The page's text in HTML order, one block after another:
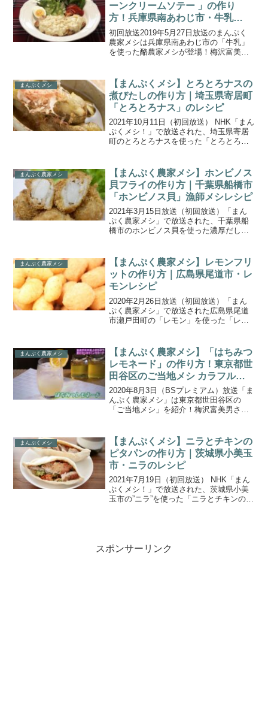
ーンクリームソテー 」の作り
方！兵庫県南あわじ市・牛乳
(2019.5.27)
初回放送2019年5月27日放送のまんぷく
農家メシは兵庫県南あわじ市の「牛乳」
を使った酪農家メシが登場！梅沢富美男
た。こちらでは、３軒目「後継ぎはマー
ク 食いしん坊 牛乳メ...
まんぷくメシ
【まんぷくメシ】とろとろナスの
煮びたしの作り方｜埼玉県寄居町
「とろとろナス」のレシピ
2021年10月11日（初回放送） NHK「まん
ぷくメシ！」で放送された、埼玉県寄居
町のとろとろナスを使った「とろとろナ
な水で育てられる青ナスの「とろとろナ
ス」。普通のな...
まんぷく農家メシ
【まんぷく農家メシ】ホンビノス
貝フライの作り方｜千葉県船橋市
「ホンビノス貝」漁師メシレシピ
2021年3月15日放送（初回放送）「まん
ぷく農家メシ」で放送された、千葉県船
橋市のホンビノス貝を使った濃厚だしレ
橋市を訪れ、東京湾で獲れる「ホンビノ
ス貝」を紹介！粒が...
まんぷく農家メシ
【まんぷく農家メシ】レモンフリ
ットの作り方｜広島県尾道市・レ
モンレシピ
2020年2月26日放送（初回放送）「まん
ぷく農家メシ」で放送された広島県尾道
市瀬戸田町の「レモン」を使った「レモ
わやかな酸味とほのかな甘みの国産レモ
ンを堪能。レモンの...
まんぷく農家メシ
【まんぷく農家メシ】「はちみつ
レモネード」の作り方！東京都世
田谷区のご当地メシ カラフル卵
屋上はちみつ(2020.8.3)
2020年8月3日（BSプレミアム）放送「ま
んぷく農家メシ」は東京都世田谷区の
「ご当地メシ」を紹介！梅沢富美男さん
香る屋上はちみつ」など、大都会東京の
知る人ぞ知る食材...
まんぷくメシ
【まんぷくメシ】ニラとチキンの
ピタパンの作り方｜茨城県小美玉
市・ニラのレシピ
2021年7月19日（初回放送） NHK「まん
ぷくメシ！」で放送された、茨城県小美
玉市の”ニラ”を使った「ニラとチキンのピ
スポンサーリンク